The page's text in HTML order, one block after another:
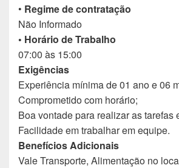
• Regime de contratação
Não Informado
• Horário de Trabalho
07:00 às 15:00
Exigências
Experiência mínima de 01 ano e 06
Comprometido com horário;
Boa vontade para realizar as tarefas
Facilidade em trabalhar em equipe.
Benefícios Adicionais
Vale Transporte, Alimentação no